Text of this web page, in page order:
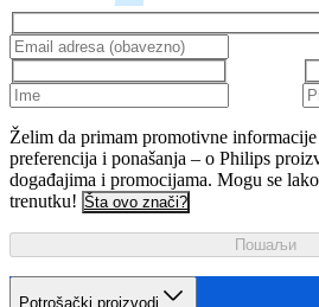
Želim da primam promotivne
preferencija i ponašanja – o Philips
događajima i promocijama. Mogu se
trenutku! Šta ovo znači?
Пошаљи
Potrošački proizvodi